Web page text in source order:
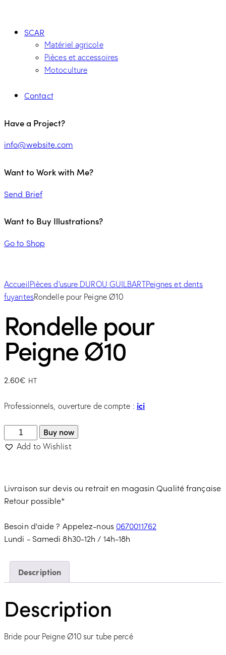
SCAR
Matériel agricole
Pièces et accessoires
Motoculture
Contact
Have a Project?
info@website.com
Want to Work with Me?
Send Brief
Want to Buy Illustrations?
Go to Shop
AccueilPièces d'usure DUROU GUILBARTPeignes et dents
fuyantesRondelle pour Peigne Ø10
Rondelle pour
Peigne Ø10
2.60€ HT
Professionnels, ouverture de compte : ici
Buy now
Add to Wishlist
Livraison sur devis ou retrait en magasin Qualité française
Retour possible*
Besoin d'aide ? Appelez-nous 0670011762
Lundi - Samedi 8h30-12h / 14h-18h
Description
Description
Bride pour Peigne Ø10 sur tube percé